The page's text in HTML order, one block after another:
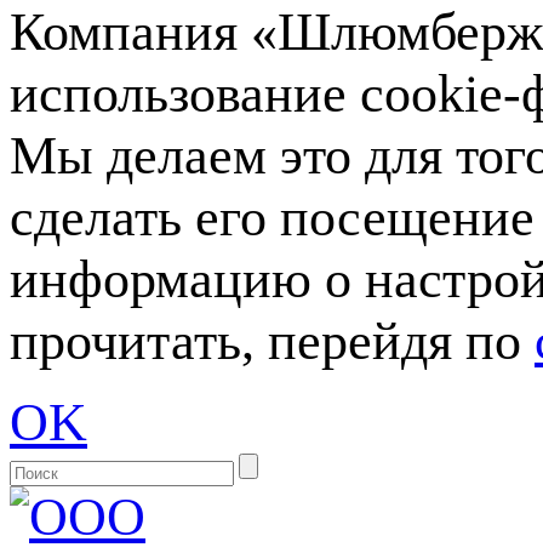
Компания
использование
Мы делаем это для
сделать его
информацию о
прочитать, перейдя по
OK